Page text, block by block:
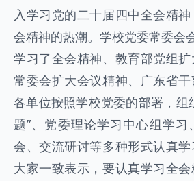
入学习党的二十届四中全会精
会精神的热潮。学校党委常委会
学习了全会精神、教育部党组
常委会扩大会议精神、广东省
各单位按照学校党委的部署，组
题”、党委理论学习中心组学习
会、交流研讨等多种形式认真学
大家一致表示，要认真学习全